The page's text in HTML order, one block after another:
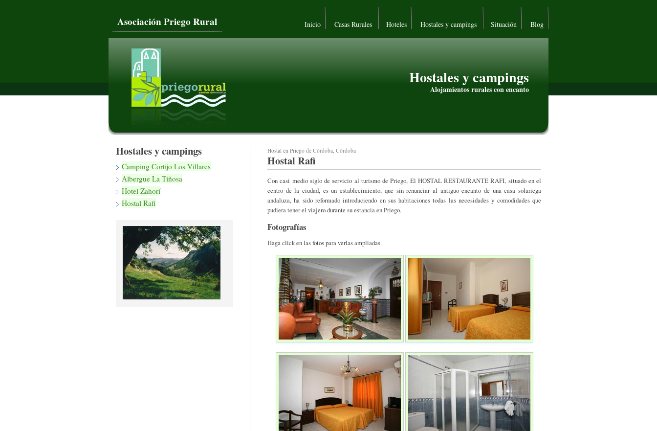
Asociación Priego Rural Inicio Casas Rurales Hoteles Hostales y campings Situación Blog
Hostales y campings
Alojamientos rurales con encanto
Hostales y campings
Camping Cortijo Los Villares
Albergue La Tiñosa
Hotel Zahorí
Hostal Rafi
Hostal en Priego de Córdoba, Córdoba
Hostal Rafi
Con casi medio siglo de servicio al turismo de Priego, El HOSTAL RESTAURANTE RAFI, situado en el
centro de la ciudad, es un establecimiento, que sin renunciar al antiguo encanto de una casa solariega
andaluza, ha sido reformado introduciendo en sus habitaciones todas las necesidades y comodidades que
pudiera tener el viajero durante su estancia en Priego.
Fotografías
Haga click en las fotos para verlas ampliadas.